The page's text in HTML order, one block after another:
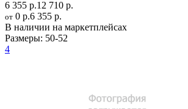
6 355 р.12 710 р.
от 0 р.6 355 р.
В наличии на маркетплейсах
Размеры: 50-52
4